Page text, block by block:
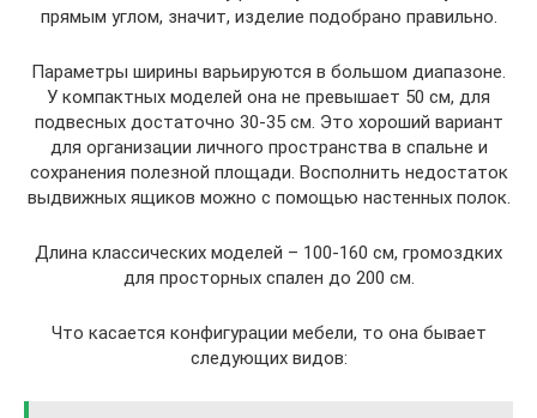
прямым углом, значит, изделие подобрано правильно.
Параметры ширины варьируются в большом диапазоне.
У компактных моделей она не превышает 50 см, для
подвесных достаточно 30-35 см. Это хороший вариант
для организации личного пространства в спальне и
сохранения полезной площади. Восполнить недостаток
выдвижных ящиков можно с помощью настенных полок.
Длина классических моделей – 100-160 см, громоздких
для просторных спален до 200 см.
Что касается конфигурации мебели, то она бывает
следующих видов: